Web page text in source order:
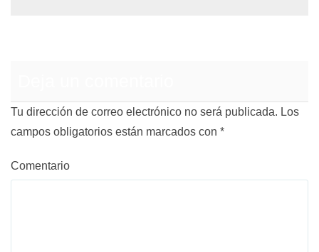
Tu dirección de correo electrónico no será publicada. Los
campos obligatorios están marcados con *
Comentario